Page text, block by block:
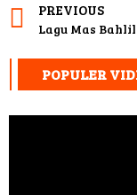
PREVIOUS
POPULER